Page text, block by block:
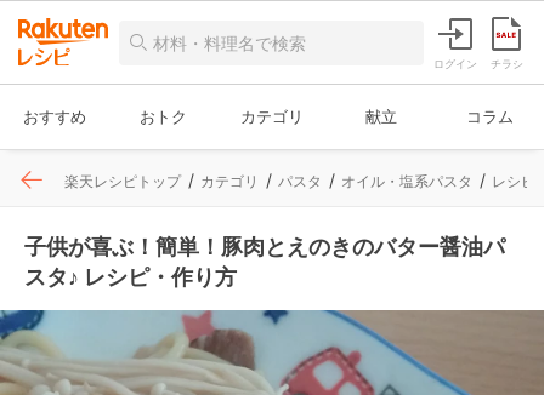
ログイン チラシ
おすすめ おトク カテゴリ 献立 コラム
楽天レシピトップ カテゴリ パスタ オイル・塩系パスタ レシピ
子供が喜ぶ！簡単！豚肉とえのきのバター醤油パ
スタ♪ レシピ・作り方